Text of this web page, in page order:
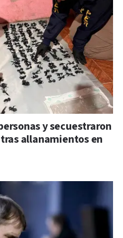
y secuestraron
allanamientos en